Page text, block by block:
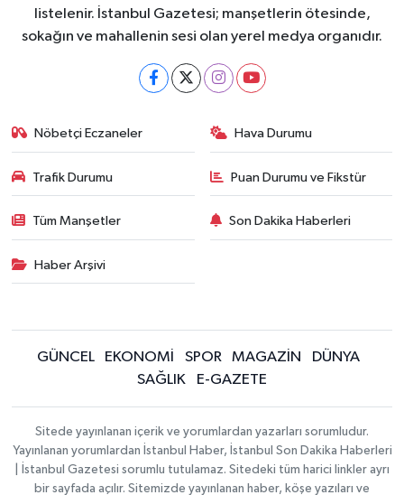
listelenir. İstanbul Gazetesi; manşetlerin ötesinde,
sokağın ve mahallenin sesi olan yerel medya organıdır.
Nöbetçi Eczaneler Hava Durumu
Trafik Durumu Puan Durumu ve Fikstür
Tüm Manşetler Son Dakika Haberleri
Haber Arşivi
GÜNCEL EKONOMİ SPOR MAGAZİN
DÜNYA
SAĞLIK
E-GAZETE
Sitede yayınlanan içerik ve yorumlardan yazarları sorumludur.
Yayınlanan yorumlardan İstanbul Haber, İstanbul Son Dakika Haberleri
| İstanbul Gazetesi sorumlu tutulamaz. Sitedeki tüm harici linkler ayrı
bir sayfada açılır. Sitemizde yayınlanan haber, köşe yazıları ve